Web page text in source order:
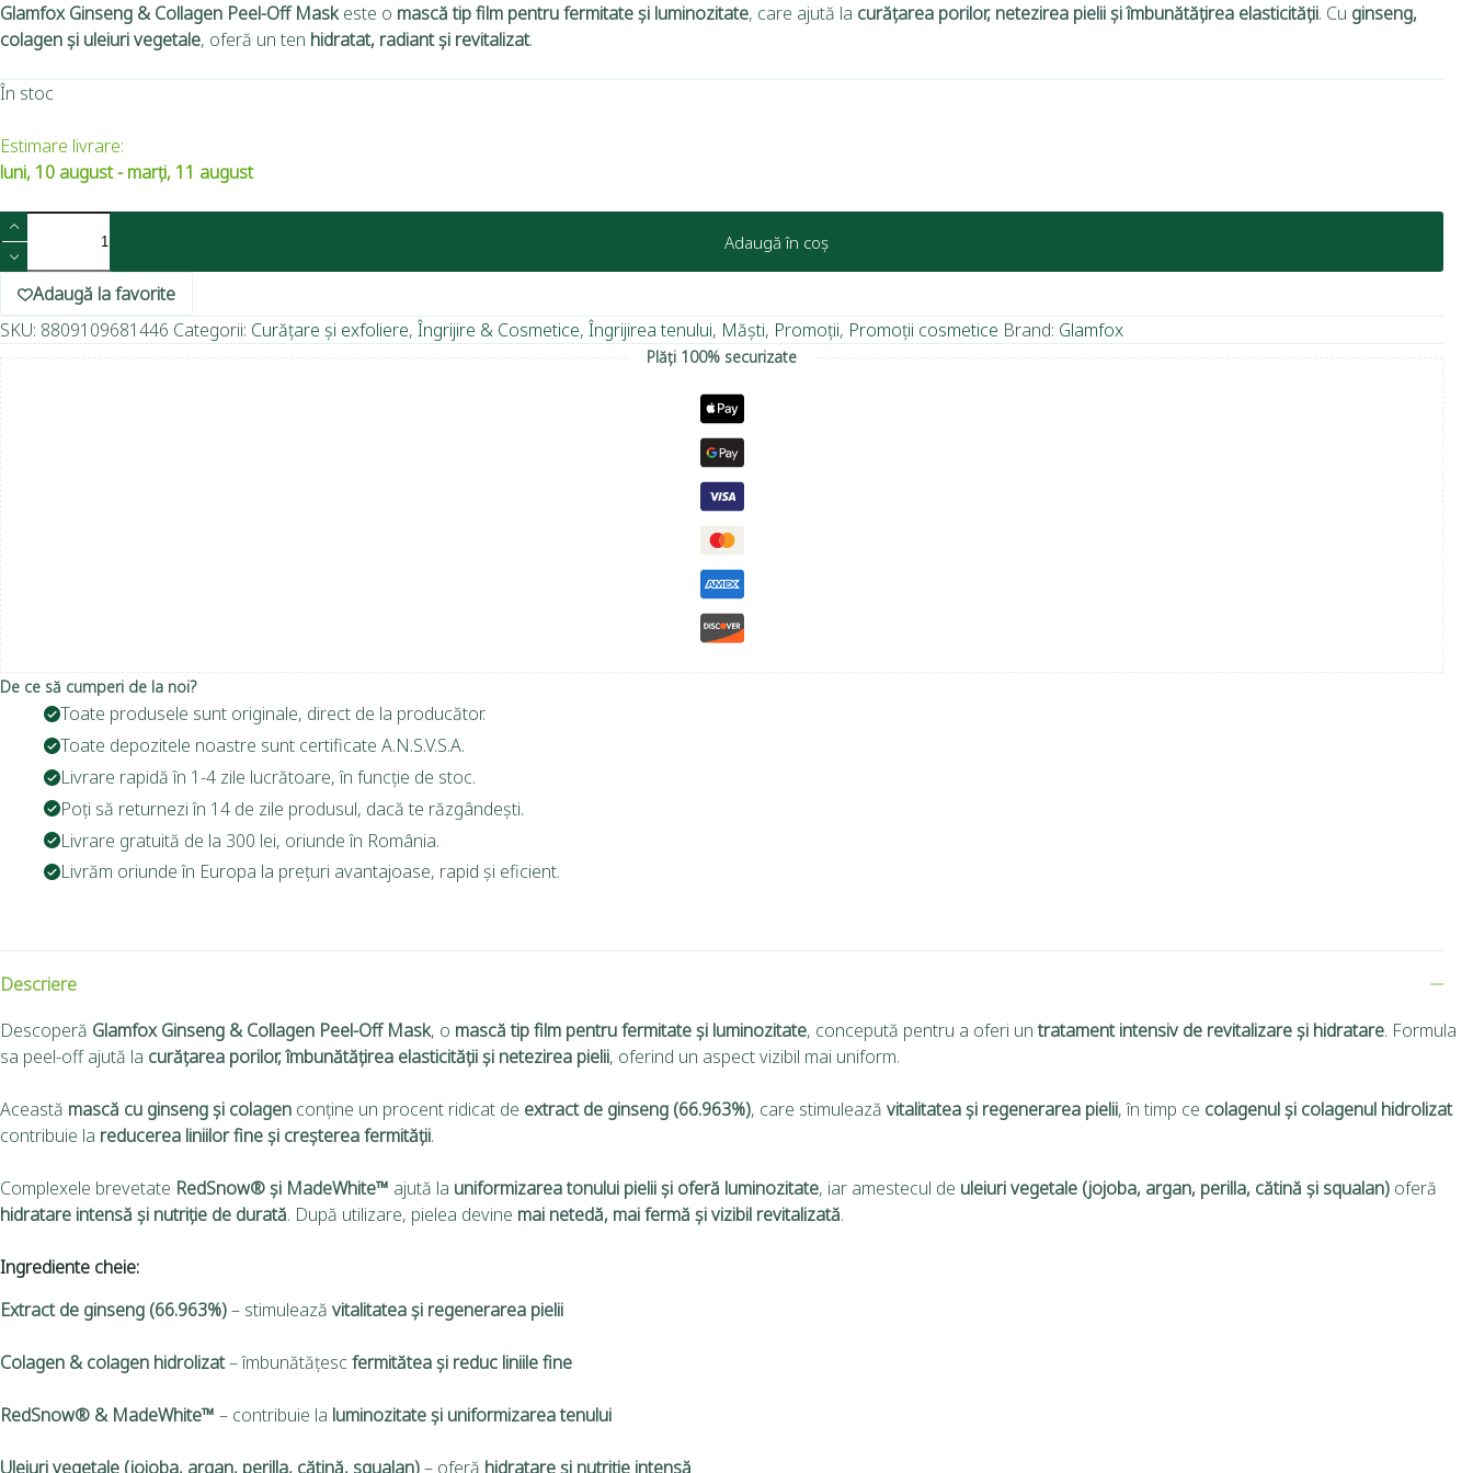
Glamfox Ginseng & Collagen Peel-Off Maskeste o mască tip film pentru fermitate și luminozitate, care ajută la curățarea porilor, netezirea pielii și îmbunătățirea elasticității. Cu ginseng,
colagen și uleiuri vegetale, oferă un ten hidratat, radiant și revitalizat.
În stoc
Estimare livrare:
luni, 10 august - marți, 11 august
Adaugă în coș
Adaugă la favorite
SKU: 8809109681446 Categorii: Curățare și exfoliere, Îngrijire & Cosmetice, Îngrijirea tenului, Măști, Promoții, Promoții cosmetice Brand: Glamfox
Plăți 100% securizate
De ce să cumperi de la noi?
Toate produsele sunt originale, direct de la producător.
Toate depozitele noastre sunt certificate A.N.S.V.S.A.
Livrare rapidă în 1-4 zile lucrătoare, în funcție de stoc.
Poți să returnezi în 14 de zile produsul, dacă te răzgândești.
Livrare gratuită de la 300 lei, oriunde în România.
Livrăm oriunde în Europa la prețuri avantajoase, rapid și eficient.
Descriere
Descoperă Glamfox Ginseng & Collagen Peel-Off Mask, o mască tip film pentru fermitate și luminozitate, concepută pentru a oferi untratament intensiv de revitalizare și hidratare. Formula
sa peel-off ajută la curățarea porilor, îmbunătățirea elasticității și netezirea pielii, oferind un aspect vizibil mai uniform.
Această mască cu ginseng și colagen conține un procent ridicat de extract de ginseng (66.963%), care stimulează vitalitatea și regenerarea pielii, în timp ce colagenul și colagenul hidrolizat
contribuie la reducerea liniilor fine și creșterea fermității.
Complexele brevetate RedSnow® și MadeWhite™ ajută la uniformizarea tonului pielii și oferă luminozitate, iar amestecul de uleiuri vegetale (jojoba, argan, perilla, cătină și squalan) oferă
hidratare intensă și nutriție de durată. După utilizare, pielea devine mai netedă, mai fermă și vizibil revitalizată.
Ingrediente cheie:
Extract de ginseng (66.963%)– stimulează vitalitatea și regenerarea pielii
Colagen & colagen hidrolizat– îmbunătățesc fermitătea și reduc liniile fine
RedSnow® & MadeWhite™ – contribuie la luminozitate și uniformizarea tenului
Uleiuri vegetale (jojoba, argan, perilla, cătină, squalan)– oferă hidratare și nutriție intensă